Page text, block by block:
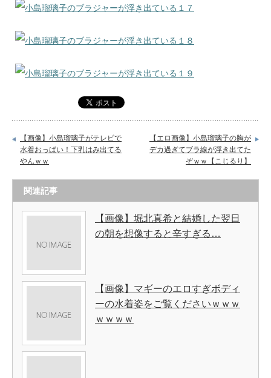
【画像】小島瑠璃子がテレビで
水着おっぱい！下乳はみ出てる
やんｗｗ
【エロ画像】小島瑠璃子の胸が
デカ過ぎてブラ線が浮き出てた
ぞｗｗ【こじるり】
関連記事
【画像】堀北真希と結婚した翌日
の朝を想像すると辛すぎる…
【画像】マギーのエロすぎボディ
ーの水着姿をご覧くださいｗｗｗ
ｗｗｗｗ